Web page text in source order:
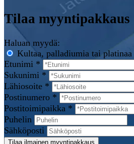
Tilaa myyntipakkaus
Haluan myydä:
Kultaa, palladiumia tai platinaa
Etunimi *
Sukunimi *
Lähiosoite *
Postinumero *
Postitoimipaikka *
Puhelin
Sähköposti
Tilaa ilmainen myyntipakkaus